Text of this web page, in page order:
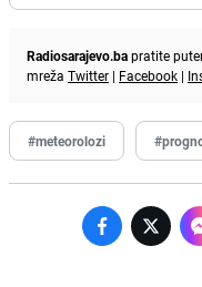
Radiosarajevo.bapratite
mreža Twitter | Facebook |
#meteorolozi